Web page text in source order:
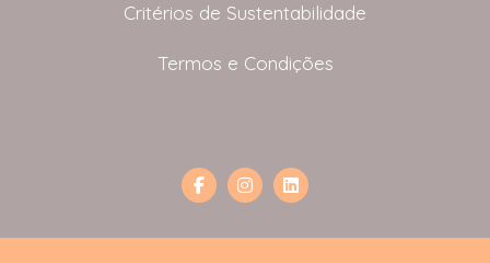
Critérios de Sustentabilidade
Termos e Condições